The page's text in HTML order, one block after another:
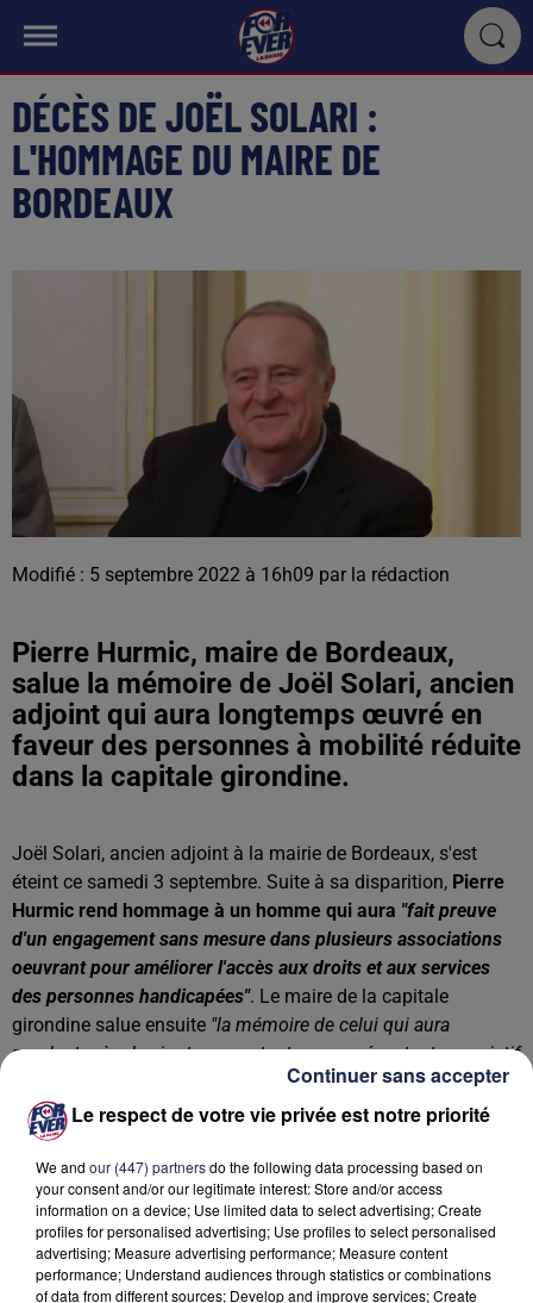
DÉCÈS DE JOËL SOLARI :
L'HOMMAGE DU MAIRE DE
BORDEAUX
Modifié : 5 septembre 2022 à 16h09 par la rédaction
Pierre Hurmic, maire de Bordeaux,
salue la mémoire de Joël Solari, ancien
adjoint qui aura longtemps œuvré en
faveur des personnes à mobilité réduite
dans la capitale girondine.
Joël Solari, ancien adjoint à la mairie de Bordeaux, s'est
éteint ce samedi 3 septembre. Suite à sa disparition, Pierre
Hurmic rend hommage à un homme qui aura "fait preuve
d'un engagement sans mesure dans plusieurs associations
oeuvrant pour améliorer l'accès aux droits et aux services
des personnes handicapées". Le maire de la capitale
girondine salue ensuite "la mémoire de celui qui aura
pendant près de vingt ans, en tant que représentant associatif
puis en tant qu'adjoint en charge du handicap, veillé à une
accessibilité réelle du tramway, au développement des places
réservées pour les personnes à mobilité réduite ou encore à
la mise en accessibilité des bus".
Le respect de votre vie privée est notre priorité
We and our (447) partnersdo the following data processing based on
your consent and/or our legitimate interest: Store and/or access
information on a device; Use limited data to select advertising; Create
profiles for personalised advertising; Use profiles to select personalised
advertising; Measure advertising performance; Measure content
performance; Understand audiences through statistics or combinations
of data from different sources; Develop and improve services; Create
Continuer sans accepter